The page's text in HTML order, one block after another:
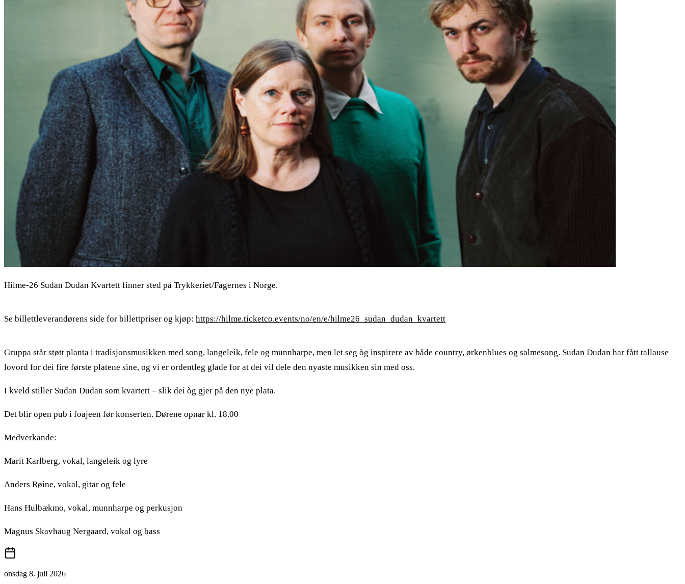
Hilme-26 Sudan Dudan Kvartett finner sted på Trykkeriet/Fagernes i Norge.
Se billettleverandørens side for billettpriser og kjøp: https://hilme.ticketco.events/no/en/e/hilme26_sudan_dudan_kvartett
Gruppa står støtt planta i tradisjonsmusikken med song, langeleik, fele og munnharpe, men let seg òg inspirere av både country, ørkenblues og salmesong. Sudan Dudan har fått tallause
lovord for dei fire første platene sine, og vi er ordentleg glade for at dei vil dele den nyaste musikken sin med oss.
I kveld stiller Sudan Dudan som kvartett – slik dei òg gjer på den nye plata.
Det blir open pub i foajeen før konserten. Dørene opnar kl. 18.00
Medverkande:
Marit Karlberg, vokal, langeleik og lyre
Anders Røine, vokal, gitar og fele
Hans Hulbækmo, vokal, munnharpe og perkusjon
Magnus Skavhaug Nergaard, vokal og bass
onsdag 8. juli 2026